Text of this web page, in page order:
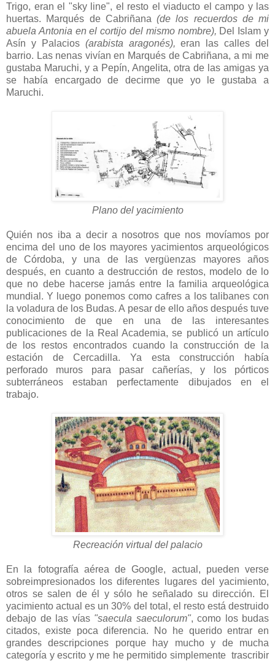
Trigo, eran el "sky line", el resto el viaducto el campo y las
huertas. Marqués de Cabriñana (de los recuerdos de mi
abuela Antonia en el cortijo del mismo nombre), Del Islam y
Asín y Palacios (arabista aragonés),eran las calles del
barrio. Las nenas vivían en Marqués de Cabriñana, a mi me
gustaba Maruchi, y a Pepín, Angelita, otra de las amigas ya
se había encargado de decirme que yo le gustaba a
Maruchi.
Plano del yacimiento
Quién nos iba a decir a nosotros que nos movíamos por
encima del uno de los mayores yacimientos arqueológicos
de Córdoba, y una de las vergüenzas mayores años
después, en cuanto a destrucción de restos, modelo de lo
que no debe hacerse jamás entre la familia arqueológica
mundial. Y luego ponemos como cafres a los talibanes con
la voladura de los Budas. A pesar de ello años después tuve
conocimiento de que en una de las interesantes
publicaciones de la Real Academia, se publicó un artículo
de los restos encontrados cuando la construcción de la
estación de Cercadilla. Ya esta construcción había
perforado muros para pasar cañerías, y los pórticos
subterráneos estaban perfectamente dibujados en el
trabajo.
Recreación virtual del palacio
En la fotografía aérea de Google, actual, pueden verse
sobreimpresionados los diferentes lugares del yacimiento,
otros se salen de él y sólo he señalado su dirección. El
yacimiento actual es un 30% del total, el resto está destruido
debajo de las vías "saecula saeculorum", como los budas
citados, existe poca diferencia. No he querido entrar en
grandes descripciones porque hay mucho y de mucha
categoría y escrito y me he permitido simplemente trascribir